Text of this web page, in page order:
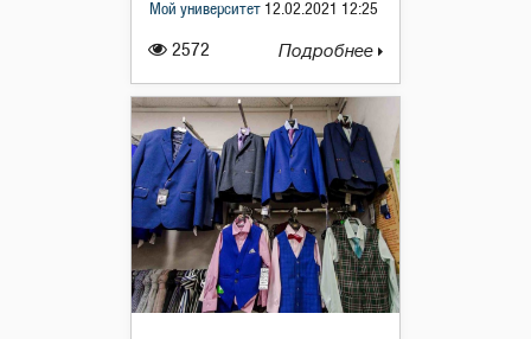
2572
Мой университет 12.02.2021 12:25
Подробнее